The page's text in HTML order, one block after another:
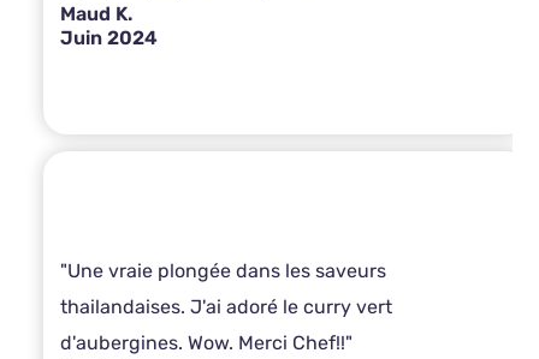
Maud K.
Juin 2024
"Une vraie plongée dans les saveurs
thailandaises. J'ai adoré le curry vert
d'aubergines. Wow. Merci Chef!!"